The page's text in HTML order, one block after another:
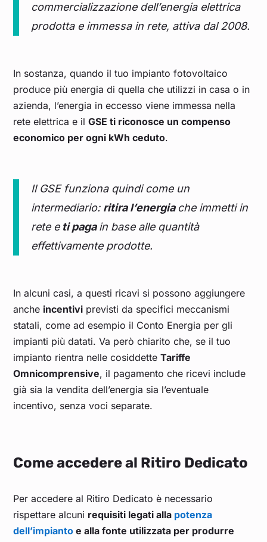
commercializzazione dell’energia elettrica
prodotta e immessa in rete, attiva dal 2008.
In sostanza, quando il tuo impianto fotovoltaico
produce più energia di quella che utilizzi in casa o in
azienda, l’energia in eccesso viene immessa nella
rete elettrica e ilGSE ti riconosce un compenso
economico per ogni kWh ceduto.
Il GSE funziona quindi come un
intermediario: ritira l’energia che immetti in
rete eti pagain base alle quantità
effettivamente prodotte.
In alcuni casi, a questi ricavi si possono aggiungere
anche incentivi previsti da specifici meccanismi
statali, come ad esempio il Conto Energia per gli
impianti più datati. Va però chiarito che, se il tuo
impianto rientra nelle cosiddetteTariffe
Omnicomprensive, il pagamento che ricevi include
già sia la vendita dell’energia sia l’eventuale
incentivo, senza voci separate.
Come accedere al Ritiro Dedicato
Per accedere al Ritiro Dedicato è necessario
rispettare alcuni requisiti legati alla potenza
dell’impianto e alla fonte utilizzata per produrre